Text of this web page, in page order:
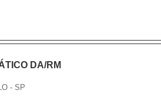
DA/RM
- SP